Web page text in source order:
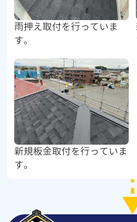
雨押え取付を行っていま
す。
新規板金取付を行っていま
す。